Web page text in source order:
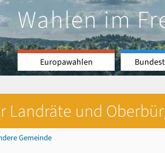
Wahlen im
Europawahlen
Landräte und
Gemeinde